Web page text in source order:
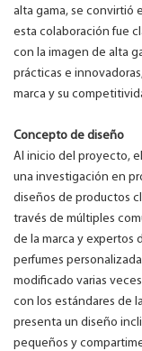
alta gama, se convirtió
esta colaboración fue
con la imagen de alta
prácticas e
marca y su
Concepto de diseño
Al inicio del proyecto,
una investigación en
diseños de productos
través de múltiples
de la marca y expertos
perfumes
modificado varias
con los estándares de
presenta un diseño
pequeños y